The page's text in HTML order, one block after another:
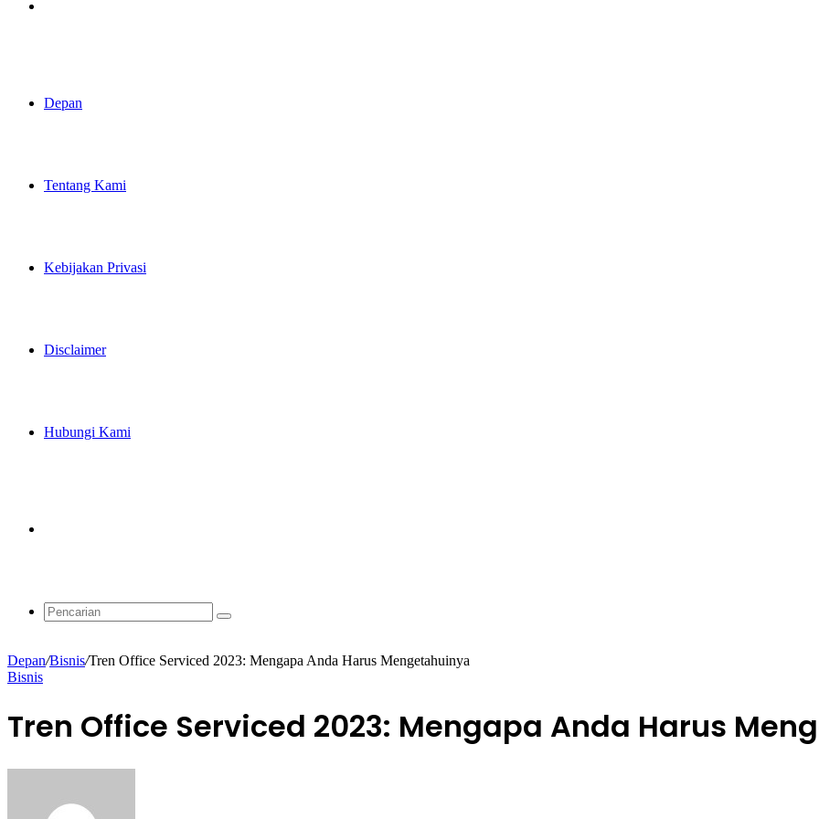
Depan
Tentang Kami
Kebijakan Privasi
Disclaimer
Hubungi Kami
Acak
Pencarian
Depan/Bisnis/Tren Office Serviced 2023: Mengapa Anda Harus Mengetahuinya
Bisnis
Tren Office Serviced 2023: Mengapa Anda Harus